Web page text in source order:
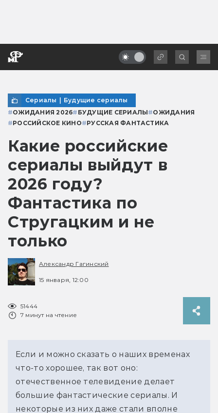
Сериалы | Будущие сериалы
#ОЖИДАНИЯ 2026# БУДУЩИЕ СЕРИАЛЫ#ОЖИДАНИЯ
#РОССИЙСКОЕ КИНО#РУССКАЯ ФАНТАСТИКА
Какие российские
сериалы выйдут в
2026 году?
Фантастика по
Стругацким и не
только
Александр Гагинский
15 января, 12:00
51444
7 минут на чтение
Если и можно сказать о наших временах
что-то хорошее, так вот оно:
отечественное телевидение делает
большие фантастические сериалы. И
некоторые из них даже стали вполне